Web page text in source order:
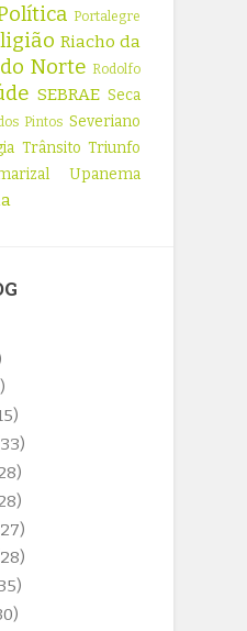
Portalegre
Riacho da
Norte Rodolfo
SEBRAE Seca
Pintos Severiano
Trânsito Triunfo
Upanema